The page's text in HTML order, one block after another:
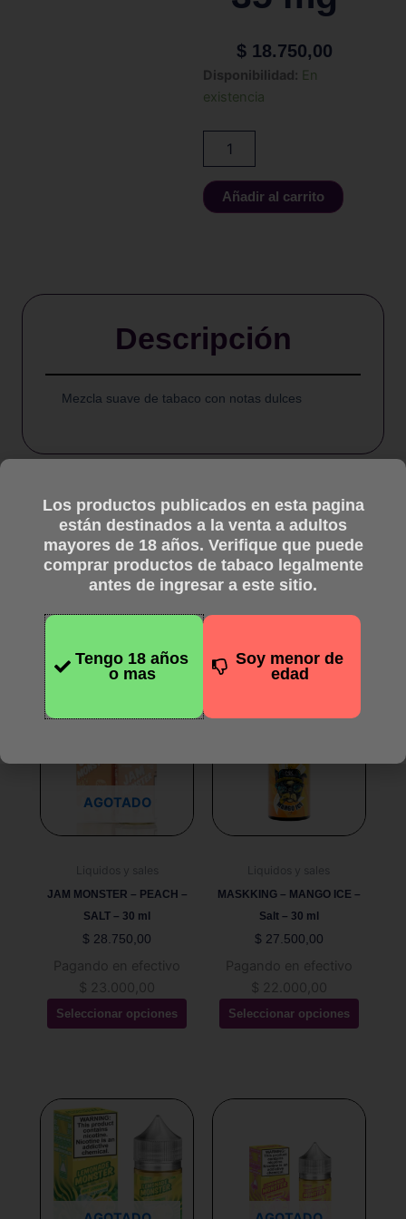
$18.750,00
Disponibilidad: En
existencia
Akuario
TRIBECA
-
30
ml
Añadir al carrito
Descripción
Mezcla suave de tabaco con notas dulces
Productos
relacionados
AGOTADO
Liquidos y sales
JAM MONSTER – PEACH –
SALT – 30 ml
$ 28.750,00
Pagando en efectivo
$ 23.000,00
Seleccionar opciones
variantes.
Las
opciones
pueden
elegir
en
la
de
producto
Liquidos y sales
MASKKING – MANGO ICE –
Salt – 30 ml
$ 27.500,00
Pagando en efectivo
$ 22.000,00
Seleccionar opciones
variantes.
Las
opciones
pueden
elegir
en
la
de
producto
Este
producto
tiene
múltiples
variantes.
tiene
múltiples
variantes.
Los productos publicados en esta pagina
están destinados a la venta a adultos
mayores de 18 años. Verifique que puede
comprar productos de tabaco legalmente
antes de ingresar a este sitio.
Tengo 18 años
o mas
Soy menor de
edad